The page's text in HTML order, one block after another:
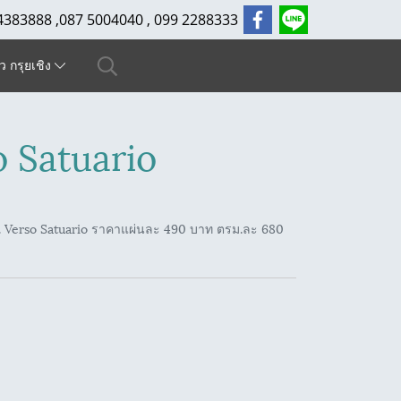
,087 5004040 , 099 2288333
กรุยเชิง
Satuario
Satuario ราคาแผ่นละ 490 บาท ตรม.ละ 680